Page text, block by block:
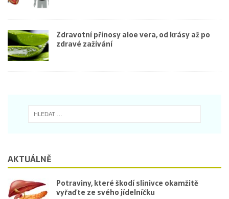
Zdravotní přínosy aloe vera, od krásy až po
zdravé zažívání
AKTUÁLNĚ
Potraviny, které škodí slinivce okamžitě
vyřaďte ze svého jídelníčku